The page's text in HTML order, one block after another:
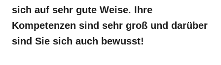
sich auf sehr gute Weise. Ihre
Kompetenzen sind sehr groß und darüber
sind Sie sich auch bewusst!